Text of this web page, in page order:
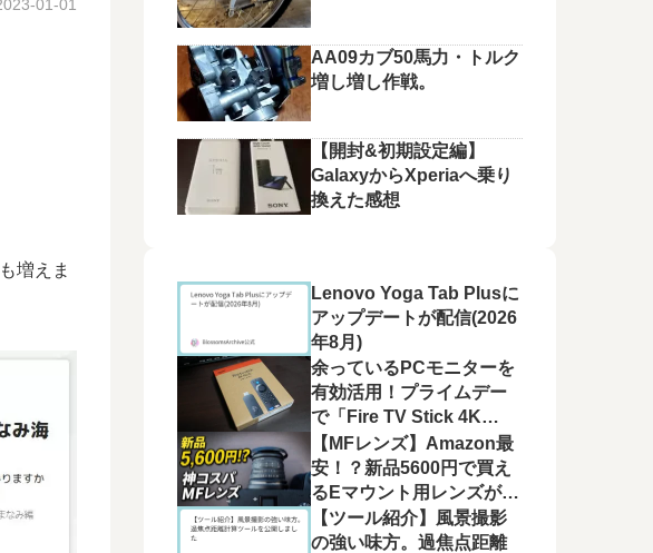
01-01
増えま
AA09カブ50馬力・トルク
増し増し作戦。
【開封&初期設定編】
GalaxyからXperiaへ乗り
換えた感想
Lenovo Yoga Tab Plusに
アップデートが配信(2026
年8月)
余っているPCモニターを
有効活用！プライムデー
で「Fire TV Stick 4K
Plus」を選んだ理由と、
モニター運用の注意点
【MFレンズ】Amazon最
安！？新品5600円で買え
るEマウント用レンズが良
かった【Pixco 25mm
F1.8 HD.MC】
【ツール紹介】風景撮影
の強い味方。過焦点距離